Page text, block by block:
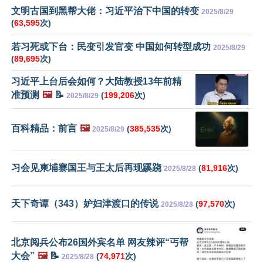
文明古国到黑帮大佬：习近平治下中国的转变 2025/8/29
(63,595次)
若习死或下台：民变引发官变 中国如何转型成功 2025/8/29
(89,695次)
习近平上台后会如何？大陆教授13年前精
准预测 🖼️📝 2025/8/29 (199,206次)
百科精品：前言 🖼️ 2025/8/29 (385,535次)
习会见柬埔寨国王与王太后再现蹊跷 2025/8/28 (81,916次)
天下奇谭（343）妒妇津渡口的传说 2025/8/28 (97,570次)
北京阅兵公布26国外宾名单 网友辣评“丐帮
大会” 🖼️📝 2025/8/28 (74,971次)